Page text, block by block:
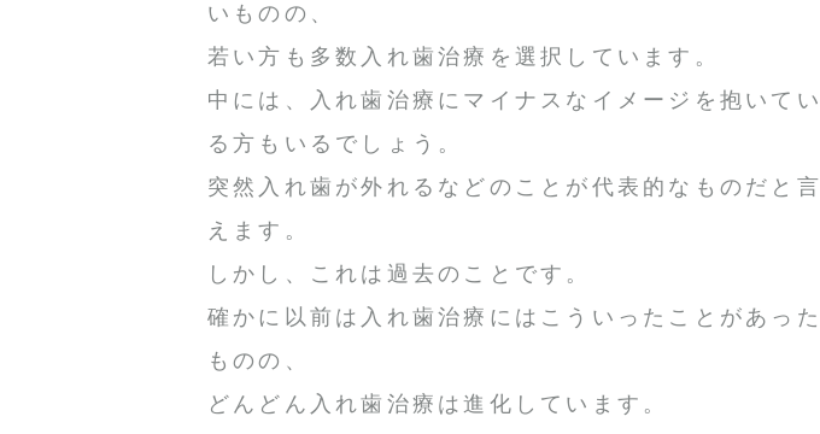
いものの、
若い方も多数入れ歯治療を選択しています。
中には、入れ歯治療にマイナスなイメージを抱いてい
る方もいるでしょう。
突然入れ歯が外れるなどのことが代表的なものだと言
えます。
しかし、これは過去のことです。
確かに以前は入れ歯治療にはこういったことがあった
ものの、
どんどん入れ歯治療は進化しています。